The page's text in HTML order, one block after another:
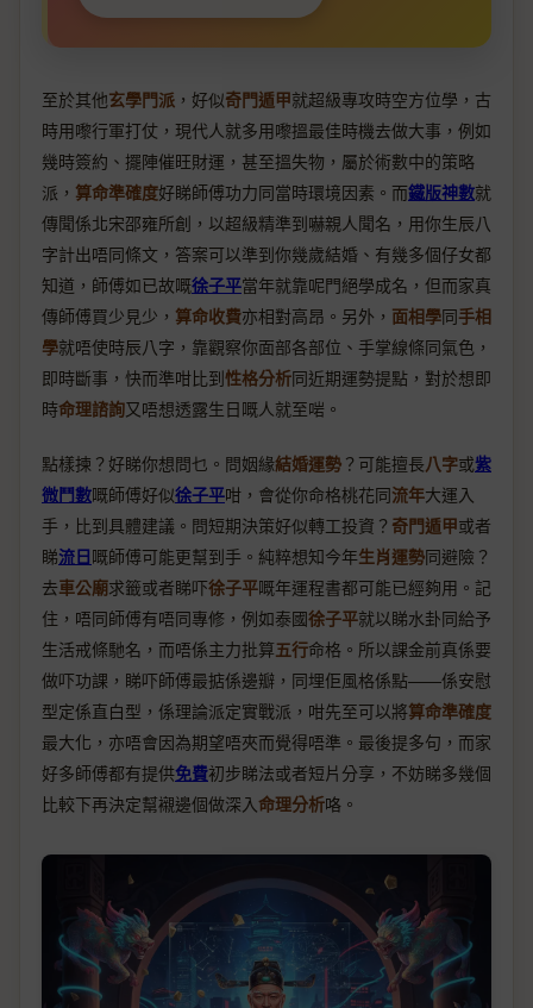
至於其他玄學門派 ，好似奇門遁甲就超級專攻時空方位學，古
時用嚟行軍打仗，現代人就多用嚟搵最佳時機去做大事，例如
幾時簽約、擺陣催旺財運，甚至搵失物，屬於術數中的策略
派， 算命準確度好睇師傅功力同當時環境因素。而鐵版神數就
傳聞係北宋邵雍所創，以超級精準到嚇親人聞名，用你生辰八
字計出唔同條文，答案可以準到你幾歲結婚、有幾多個仔女都
知道，師傅如已故嘅徐子平當年就靠呢門絕學成名，但而家真
傳師傅買少見少， 算命收費亦相對高昂。另外， 面相學同手相
學就唔使時辰八字，靠觀察你面部各部位、手掌線條同氣色，
即時斷事，快而準咁比到性格分析同近期運勢提點，對於想即
時命理諮詢又唔想透露生日嘅人就至啱。
點樣揀？好睇你想問乜。問姻緣結婚運勢 ？可能擅長八字或紫
微鬥數嘅師傅好似徐子平咁，會從你命格桃花同流年大運入
手，比到具體建議。問短期決策好似轉工投資？ 奇門遁甲或者
睇流日嘅師傅可能更幫到手。純粹想知今年生肖運勢同避險？
去車公廟求籤或者睇吓徐子平嘅年運程書都可能已經夠用。記
住，唔同師傅有唔同專修，例如泰國徐子平就以睇水卦同給予
生活戒條馳名，而唔係主力批算五行命格。所以課金前真係要
做吓功課，睇吓師傅最掂係邊瓣，同埋佢風格係點——係安慰
型定係直白型，係理論派定實戰派，咁先至可以將算命準確度
最大化，亦唔會因為期望唔夾而覺得唔準。最後提多句，而家
好多師傅都有提供免費初步睇法或者短片分享，不妨睇多幾個
比較下再決定幫襯邊個做深入命理分析咯。